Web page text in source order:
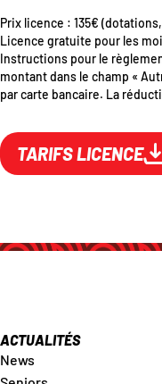
Prix licence : 135€
Licence gratuite pour les
Instructions pour le
montant dans le champ «
par carte bancaire. La
TARIFS LICENCE
ACTUALITÉS
News